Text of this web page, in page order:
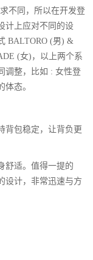
不同，所以在开发登
计上应对不同的设
BALTORO (男) &
(女)，以上两个系
调整，比如 : 女性登
态。
背包稳定，让背负更
舒适。值得一提的
设计，非常迅速与方